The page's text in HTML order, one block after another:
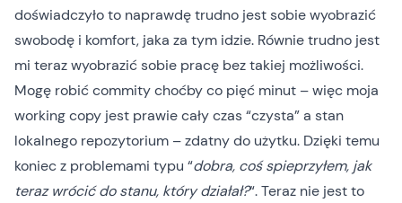
doświadczyło to naprawdę trudno jest sobie wyobrazić
swobodę i komfort, jaka za tym idzie. Równie trudno jest
mi teraz wyobrazić sobie pracę bez takiej możliwości.
Mogę robić commity choćby co pięć minut – więc moja
working copy jest prawie cały czas “czysta” a stan
lokalnego repozytorium – zdatny do użytku. Dzięki temu
koniec z problemami typu “dobra, coś spieprzyłem, jak
teraz wrócić do stanu, który działał?“. Teraz nie jest to